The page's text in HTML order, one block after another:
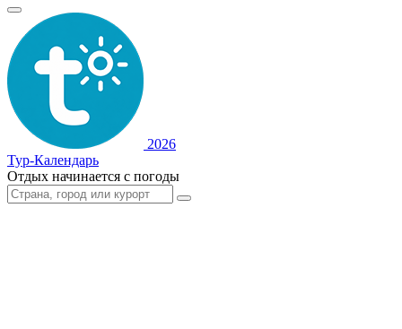
2026
Тур-Календарь
Отдых начинается с погоды